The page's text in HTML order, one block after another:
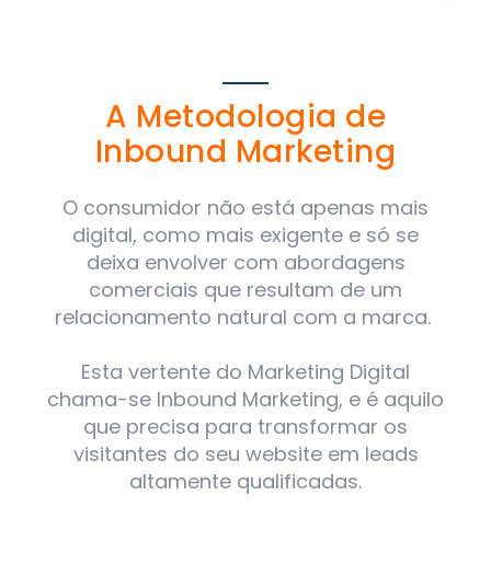
A Metodologia de
Inbound Marketing
O consumidor não está apenas mais
digital, como mais exigente e só se
deixa envolver com abordagens
comerciais que resultam de um
relacionamento natural com a marca.
Esta vertente do Marketing Digital
chama-se Inbound Marketing, e é aquilo
que precisa para transformar os
visitantes do seu website em leads
altamente qualificadas.